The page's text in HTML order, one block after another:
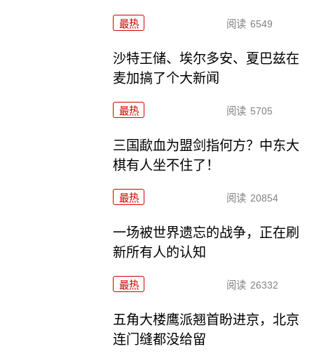
最热 阅读 6549
沙特王储、埃尔多安、夏巴兹在
麦加搞了个大新闻
最热 阅读 5705
三国歃血为盟剑指何方？中东大
棋有人坐不住了！
最热 阅读 20854
一场被世界遗忘的战争，正在刷
新所有人的认知
最热 阅读 26332
五角大楼鹰派翘首盼进京，北京
连门缝都没给留